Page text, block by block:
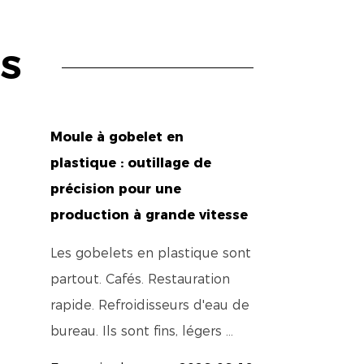
pour l'emballage du thé à bulles.
bulles est fabriquée à partir de
performances constantes.
de production à grand
restent en excellent état même
Moule à gobelet en
plastique : outillage de
précision pour une
production à grande vitesse
Les gobelets en plastique sont
partout. Cafés. Restauration
rapide. Refroidisseurs d'eau de
bureau. Ils sont fins, légers ...